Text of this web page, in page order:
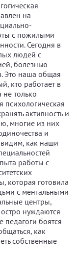
на
с пожилыми
Сегодня в
людей с
болезнью
Это наша общая
кто работает в
только
активность и
многие из них
и
как наши
работы с
которая готовила
с ментальными
центры,
нуждаются
боятся
как
собственные